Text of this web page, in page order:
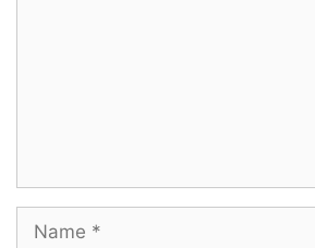
Neer Ketten Mazhaiyaaga
Vaan Kettan Nilavaaga
Name